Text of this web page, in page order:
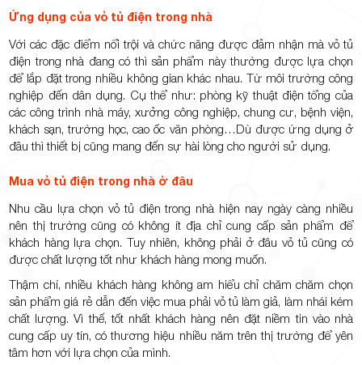
Ứng dụng của vỏ tủ điện trong nhà
Với các đặc điểm nổi trội và chức năng được đảm nhận mà vỏ tủ
điện trong nhà đang có thì sản phẩm này thường được lựa chọn
để lắp đặt trong nhiều không gian khác nhau. Từ môi trường công
nghiệp đến dân dụng. Cụ thể như: phòng kỹ thuật điện tổng của
các công trình nhà máy, xưởng công nghiệp, chung cư, bệnh viện,
khách sạn, trường học, cao ốc văn phòng…Dù được ứng dụng ở
đâu thì thiết bị cũng mang đến sự hài lòng cho người sử dụng.
Mua vỏ tủ điện trong nhà ở đâu
Nhu cầu lựa chọn vỏ tủ điện trong nhà hiện nay ngày càng nhiều
nên thị trường cũng có không ít địa chỉ cung cấp sản phẩm để
khách hàng lựa chọn. Tuy nhiên, không phải ở đâu vỏ tủ cũng có
được chất lượng tốt như khách hàng mong muốn.
Thậm chí, nhiều khách hàng không am hiểu chỉ chăm chăm chọn
sản phẩm giá rẻ dẫn đến việc mua phải vỏ tủ làm giả, làm nhái kém
chất lượng. Vì thế, tốt nhất khách hàng nên đặt niềm tin vào nhà
cung cấp uy tín, có thương hiệu nhiều năm trên thị trường để yên
tâm hơn với lựa chọn của mình.